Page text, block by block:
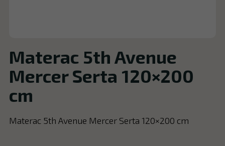
Materac 5th Avenue
Mercer Serta 120×200
cm
Materac 5th Avenue Mercer Serta 120×200 cm